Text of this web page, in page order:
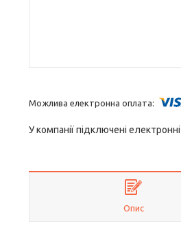
У компанії підключені
Опис